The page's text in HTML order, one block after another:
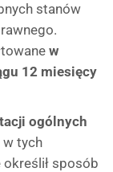
stanów
w
12 miesięcy
ogólnych
w tych
sposób